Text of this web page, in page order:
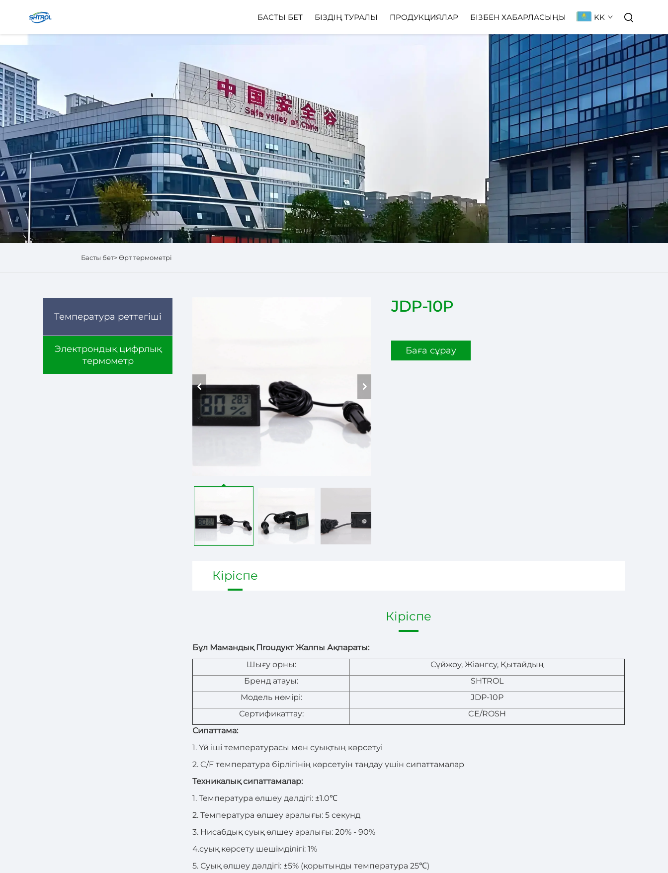
БАСТЫ БЕТ БІЗДІҢ ТУРАЛЫ ПРОДУКЦИЯЛАР БІЗБЕН ХАБАРЛАСЫҢЫ KK
Басты бет>Өрт термометрі
Температура реттегіші
Электрондық цифрлық
термометр
JDP-10P
Баға сұрау
Кіріспе
Кіріспе
Бұл Мамандық Пrouдукт Жалпы Ақпараты:
Шығу орны:
Сүйжоу, Жіангсу, Қытайдың
Бренд атауы:
SHTROL
Модель нөмірі:
JDP-10P
Сертификаттау:
CE/ROSH
Сипаттама:
1. Үй іші температурасы мен суықтың көрсетуі
2. C/F температура бірлігінің көрсетуін таңдау үшін сипаттамалар
Техникалық сипаттамалар:
1. Температура өлшеу дәлдігі: ±1.0℃
2. Температура өлшеу аралығы: 5 секунд
3. Нисабдық суық өлшеу аралығы: 20% - 90%
4.суық көрсету шешімділігі: 1%
5. Суық өлшеу дәлдігі: ±5% (қорытынды температура 25℃)